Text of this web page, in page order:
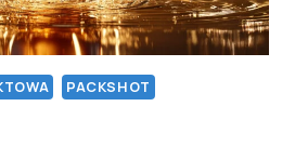
PACKSHOT